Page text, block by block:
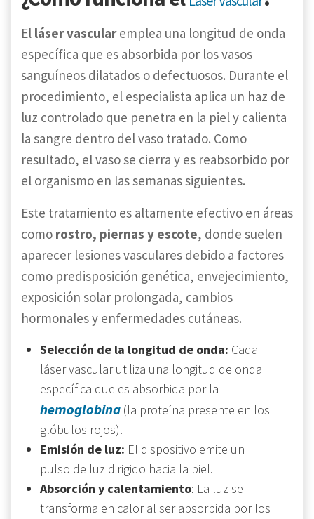
El láser vascularemplea una longitud de onda
específica que es absorbida por los vasos
sanguíneos dilatados o defectuosos. Durante el
procedimiento, el especialista aplica un haz de
luz controlado que penetra en la piel y calienta
la sangre dentro del vaso tratado. Como
resultado, el vaso se cierra y es reabsorbido por
el organismo en las semanas siguientes.
Este tratamiento es altamente efectivo en áreas
como rostro, piernas y escote, donde suelen
aparecer lesiones vasculares debido a factores
como predisposición genética, envejecimiento,
exposición solar prolongada, cambios
hormonales y enfermedades cutáneas.
Selección de la longitud de onda: Cada
láser vascular utiliza una longitud de onda
específica que es absorbida por la
hemoglobina (la proteína presente en los
glóbulos rojos).
Emisión de luz: El dispositivo emite un
pulso de luz dirigido hacia la piel.
Absorción y calentamiento: La luz se
transforma en calor al ser absorbida por los